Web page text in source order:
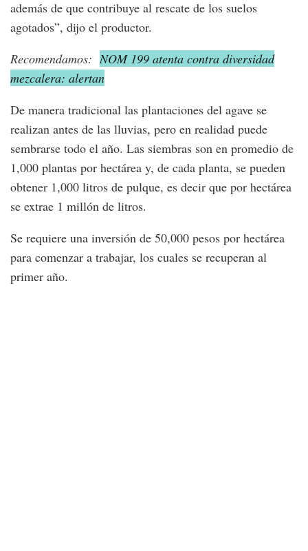
además de que contribuye al rescate de los suelos
agotados”, dijo el productor.
Recomendamos: NOM 199 atenta contra diversidad
mezcalera: alertan
De manera tradicional las plantaciones del agave se
realizan antes de las lluvias, pero en realidad puede
sembrarse todo el año. Las siembras son en promedio de
1,000 plantas por hectárea y, de cada planta, se pueden
obtener 1,000 litros de pulque, es decir que por hectárea
se extrae 1 millón de litros.
Se requiere una inversión de 50,000 pesos por hectárea
para comenzar a trabajar, los cuales se recuperan al
primer año.